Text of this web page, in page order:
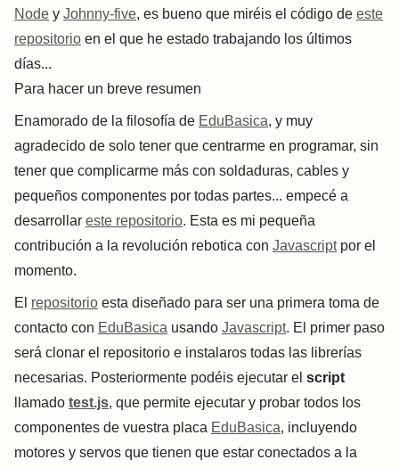
Node y Johnny-five, es bueno que miréis el código de este
repositorio en el que he estado trabajando los últimos
días...
Para hacer un breve resumen
Enamorado de la filosofía de EduBasica, y muy
agradecido de solo tener que centrarme en programar, sin
tener que complicarme más con soldaduras, cables y
pequeños componentes por todas partes... empecé a
desarrollar este repositorio. Esta es mi pequeña
contribución a la revolución rebotica con Javascriptpor el
momento.
El repositorio esta diseñado para ser una primera toma de
contacto con EduBasica usando Javascript. El primer paso
será clonar el repositorio e instalaros todas las librerías
necesarias. Posteriormente podéis ejecutar el script
llamado test.js, que permite ejecutar y probar todos los
componentes de vuestra placa EduBasica, incluyendo
motores y servos que tienen que estar conectados a la